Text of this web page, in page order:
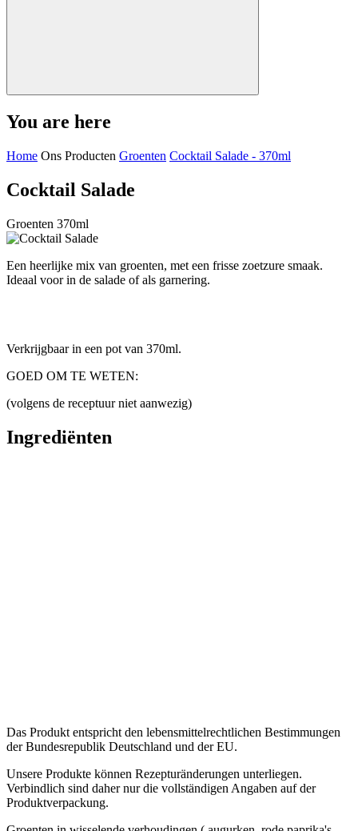
You are here
Home Ons Producten Groenten Cocktail Salade - 370ml
Cocktail Salade
Groenten 370ml
Een heerlijke mix van groenten, met een frisse zoetzure smaak.
Ideaal voor in de salade of als garnering.
Verkrijgbaar in een pot van 370ml.
GOED OM TE WETEN:
(volgens de receptuur niet aanwezig)
Ingrediënten
Das Produkt entspricht den lebensmittelrechtlichen Bestimmungen
der Bundesrepublik Deutschland und der EU.
Unsere Produkte können Rezepturänderungen unterliegen.
Verbindlich sind daher nur die vollständigen Angaben auf der
Produktverpackung.